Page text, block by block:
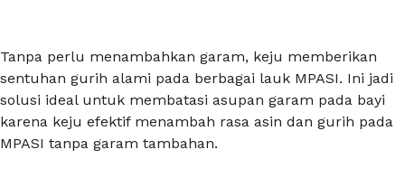
Tanpa perlu menambahkan garam, keju memberikan
sentuhan gurih alami pada berbagai lauk MPASI. Ini jadi
solusi ideal untuk membatasi asupan garam pada bayi
karena keju efektif menambah rasa asin dan gurih pada
MPASI tanpa garam tambahan.